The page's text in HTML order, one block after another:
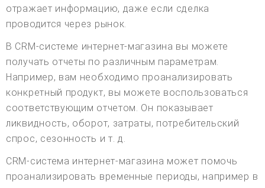
отражает информацию, даже если сделка
проводится через рынок.
В CRM-системе интернет-магазина вы можете
получать отчеты по различным параметрам.
Например, вам необходимо проанализировать
конкретный продукт, вы можете воспользоваться
соответствующим отчетом. Он показывает
ликвидность, оборот, затраты, потребительский
спрос, сезонность и т. д.
CRM-система интернет-магазина может помочь
проанализировать временные периоды, например в